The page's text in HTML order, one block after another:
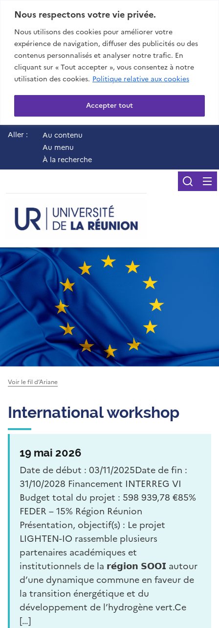
Nous respectons votre vie privée.
Nous utilisons des cookies pour améliorer votre
expérience de navigation, diffuser des publicités ou des
contenus personnalisés et analyser notre trafic. En
cliquant sur « Tout accepter », vous consentez à notre
utilisation des cookies. Politique relative aux cookies
Accepter tout
Aller :
Au contenu
Au menu
À la recherche
Voir le fil d’Ariane
International workshop
19 mai 2026
Date de début : 03/11/2025Date de fin :
31/10/2028 Financement INTERREG VI
Budget total du projet : 598 939,78 €85%
FEDER – 15% Région Réunion
Présentation, objectif(s) : Le projet
LIGHTEN-IO rassemble plusieurs
partenaires académiques et
institutionnels de la 𝗿𝗲́𝗴𝗶𝗼𝗻 𝗦𝗢𝗢𝗜 autour
d’une dynamique commune en faveur de
la transition énergétique et du
développement de l’hydrogène vert.Ce
[…]